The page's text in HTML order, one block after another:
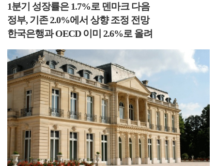
1분기 성장률은 1.7%로 덴마크 다음
정부, 기존 2.0%에서 상향 조정 전망
한국은행과 OECD 이미 2.6%로 올려